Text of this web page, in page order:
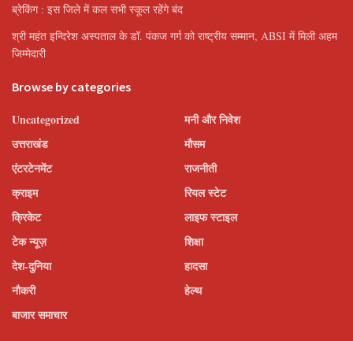
ब्रेकिंग : इस जिले में कल सभी स्कूल रहेंगे बंद
श्री महंत इन्दिरेश अस्पताल के डॉ. पंकज गर्ग को राष्ट्रीय सम्मान, ABSI में मिली अहम
जिम्मेदारी
Browse by categories
Uncategorized
उत्तराखंड
एंटरटेनमेंट
क्राइम
क्रिकेट
टेक न्यूज़
देश-दुनिया
नौकरी
बाजार समाचार
मनी और निवेश
मौसम
राजनीती
रियल स्टेट
लाइफ स्टाइल
शिक्षा
हादसा
हेल्थ